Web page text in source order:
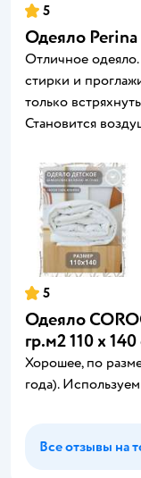
5
Одеяло Perina
Отличное
стирки и
только
Становится
5
Одеяло
гр.м2 110 x
Хорошее, по
года).
Все отзывы на